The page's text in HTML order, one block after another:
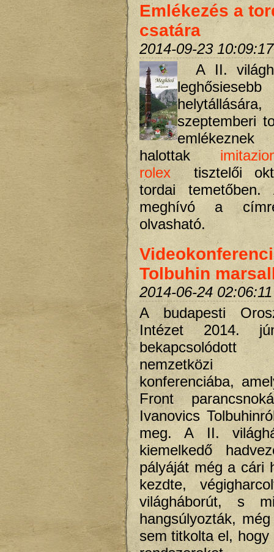
Emlékezés a
csatára
2014-09-23 10:09:17
A II.
szeptemberi
halottak
rolex tisztelői
tordai temetőben.
meghívó a
olvasható.
Tolbuhin
2014-06-24 02:06:11
A budapesti
Intézet 2014.
nemzetközi
konferenciába,
Front
Ivanovics
meg. A II.
kiemelkedő
pályáját még a cári
kezdte,
világháborút, s
hangsúlyozták,
sem titkolta el, hogy